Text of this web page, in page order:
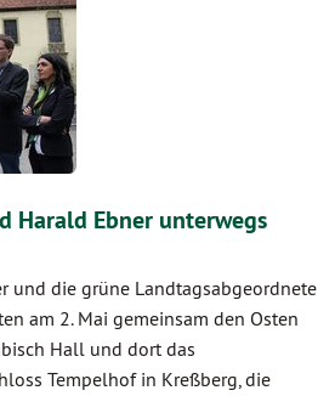
Harald Ebner unterwegs
und die grüne Landtagsabgeordnete
am 2. Mai gemeinsam den Osten
Hall und dort das
Tempelhof in Kreßberg, die